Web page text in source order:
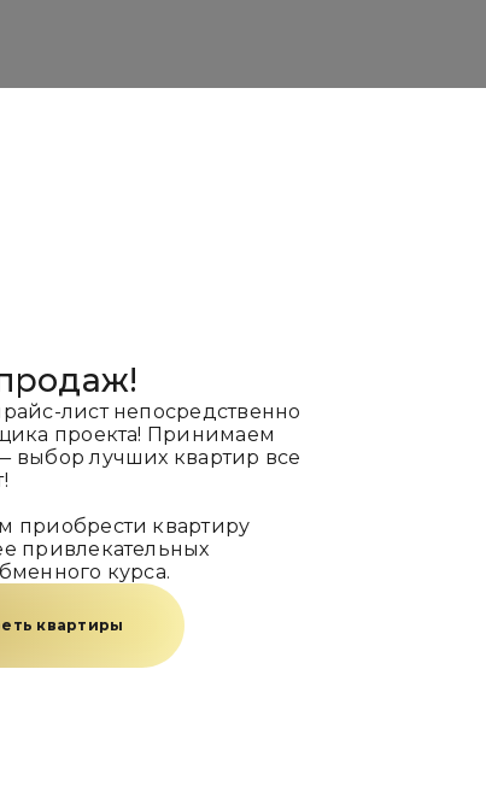
лист непосредственно
проекта! Принимаем
выбор лучших квартир все
приобрести квартиру
привлекательных
курса.
квартиры